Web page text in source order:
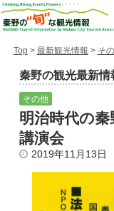
Top> 最新観光情報 > そ
秦野の観光最新情
その他
明治時代の
講演会
2019年11月13日